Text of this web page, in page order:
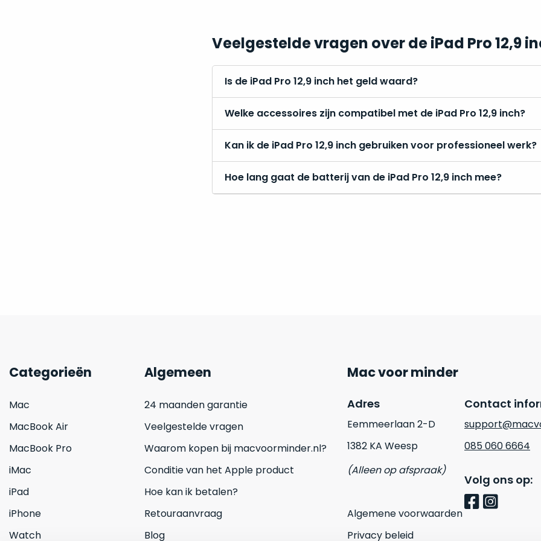
Veelgestelde vragen over de iPad Pro 12,9
Is de iPad Pro 12,9 inch het geld waard?
Welke accessoires zijn compatibel met de iPad Pro 12,9 inch?
Kan ik de iPad Pro 12,9 inch gebruiken voor professioneel werk?
Hoe lang gaat de batterij van de iPad Pro 12,9 inch mee?
Categorieën
Mac
MacBook Air
MacBook Pro
iMac
iPad
iPhone
Watch
Algemeen
24 maanden garantie
Veelgestelde vragen
Waarom kopen bij macvoorminder.nl?
Conditie van het Apple product
Hoe kan ik betalen?
Retouraanvraag
Blog
Mac voor minder
Adres
Eemmeerlaan 2-D
1382 KA Weesp
(Alleen op afspraak)
Algemene voorwaarden
Privacy beleid
Contact
085 060 6664
Volg ons op: